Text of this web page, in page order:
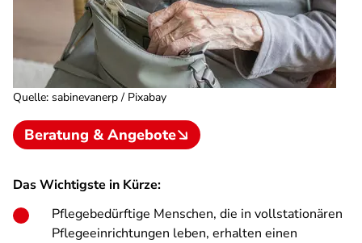
Quelle: sabinevanerp / Pixabay
Beratung & Angebote
Das Wichtigste in Kürze:
Pflegebedürftige Menschen, die in vollstationären
Pflegeeinrichtungen leben, erhalten einen